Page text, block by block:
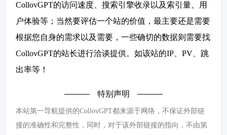
CollovGPT的访问速度、搜索引擎收录以及索引量、用
户体验等；当然要评估一个站的价值，最主要还是需要
根据您自身的需求以及需要，一些确切的数据则需要找
CollovGPT的站长进行洽谈提供。如该站的IP、PV、跳
出率等！
特别声明
本站第一导航提供的CollovGPT都来源于网络，不保证外部链
接的准确性和完整性，同时，对于该外部链接的指向，不由第